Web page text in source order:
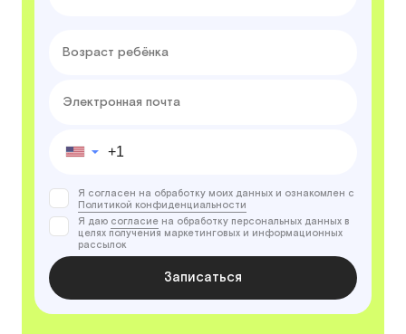
▼
Я согласен на обработку моих данных и ознакомлен с
Политикой конфиденциальности
Я даю согласие на обработку персональных данных в
целях получения маркетинговых и информационных
рассылок
Записаться